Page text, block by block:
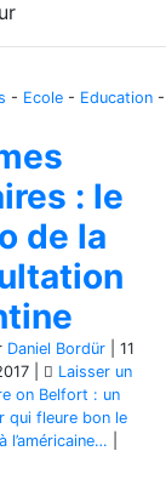
- Ecole - Education -
: le
de la
Daniel Bordür
11
Laisser un
on Belfort : un
qui fleure bon le
l’américaine…